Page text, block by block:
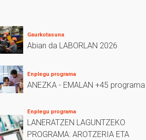
Gaurkotasuna
Abian da LABORLAN 2026
Enplegu programa
ANEZKA - EMALAN +45 programa
Enplegu programa
LANERATZEN LAGUNTZEKO
PROGRAMA: AROTZERIA ETA